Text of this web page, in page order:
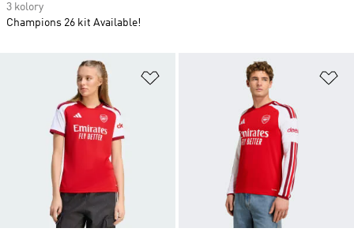
Dodaj do listy życzeń
3 kolory
Champions 26 kit Available!